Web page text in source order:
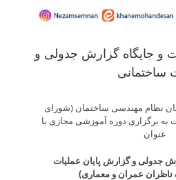
و جایگاه گزارش جدولی و
ساختمانی
نظام مهندسی ساختمان (شورای
به برگزاری دوره آموزشی مجازی با
عنوان
جدولی و گزارش پایان عملیات
ناظران عمران و معماری)